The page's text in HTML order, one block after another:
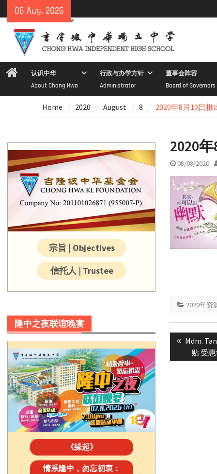
to
content
06 Aug, 2026
Home认识中华
About Chong Hwa
行政与办学方针
Administrator
董事会阵容
Board of Governors
Home 2020 August 8 2020年8月10日推
2020
08/08/2020
2020年资
Post
Previous
post:
Mdm.
贴 受
宗旨 | Objectives
信托人 | Trustee
隆中之夜联谊晚宴
《缘起》
情系隆中，勿忘初衷：